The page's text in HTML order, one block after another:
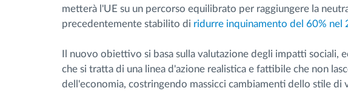
metterà l'UE su un percorso equilibrato per raggiungere la
precedentemente stabilito di ridurre inquinamento del 60% nel
Il nuovo obiettivo si basa sulla valutazione degli impatti sociali,
che si tratta di una linea d'azione realistica e fattibile che non
dell'economia, costringendo massicci cambiamenti dello stile di